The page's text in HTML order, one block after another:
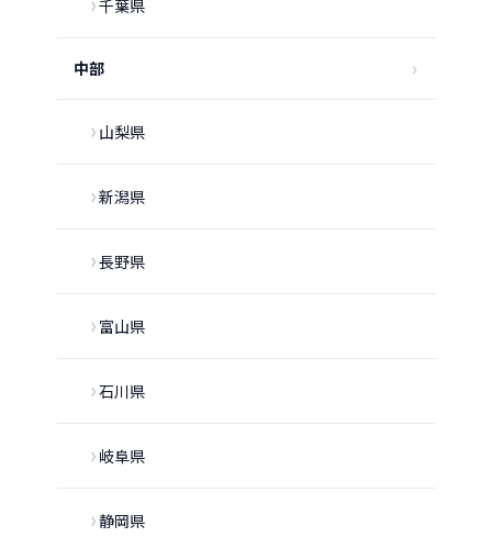
千葉県
中部
山梨県
新潟県
長野県
富山県
石川県
岐阜県
静岡県